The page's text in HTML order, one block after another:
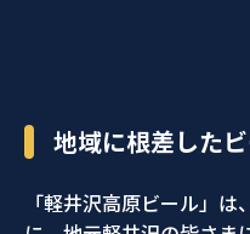
地域に根差した
「軽井沢高原ビール」